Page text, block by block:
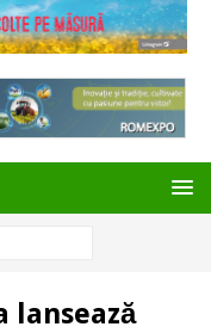
lansează